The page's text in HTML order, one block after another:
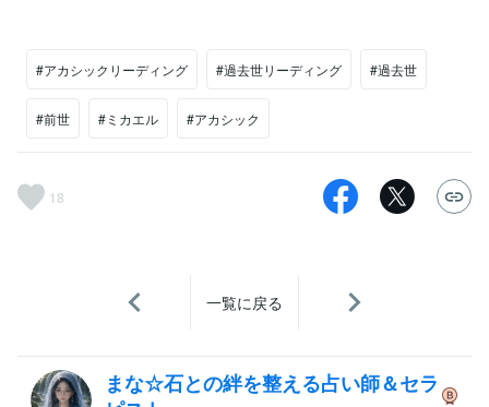
#アカシックリーディング #過去世リーディング #過去世
#前世 #ミカエル #アカシック
18
一覧に戻る
まな☆石との絆を整える占い師＆セラ